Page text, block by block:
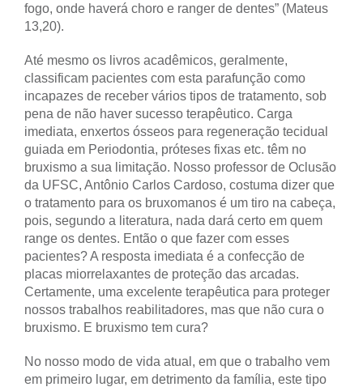
fogo, onde haverá choro e ranger de dentes” (Mateus
13,20).
Até mesmo os livros acadêmicos, geralmente,
classificam pacientes com esta parafunção como
incapazes de receber vários tipos de tratamento, sob
pena de não haver sucesso terapêutico. Carga
imediata, enxertos ósseos para regeneração tecidual
guiada em Periodontia, próteses fixas etc. têm no
bruxismo a sua limitação. Nosso professor de Oclusão
da UFSC, Antônio Carlos Cardoso, costuma dizer que
o tratamento para os bruxomanos é um tiro na cabeça,
pois, segundo a literatura, nada dará certo em quem
range os dentes. Então o que fazer com esses
pacientes? A resposta imediata é a confecção de
placas miorrelaxantes de proteção das arcadas.
Certamente, uma excelente terapêutica para proteger
nossos trabalhos reabilitadores, mas que não cura o
bruxismo. E bruxismo tem cura?
No nosso modo de vida atual, em que o trabalho vem
em primeiro lugar, em detrimento da família, este tipo